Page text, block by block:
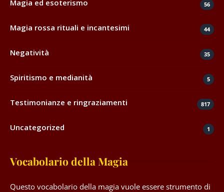
Magia ed esoterismo 56
Magia rossa rituali e incantesimi 44
Negatività 35
Spiritismo e medianità 5
Testimonianze e ringraziamenti 817
Uncategorized 1
Vocabolario della Magia
Questo vocabolario della magia vuole essere strumento di